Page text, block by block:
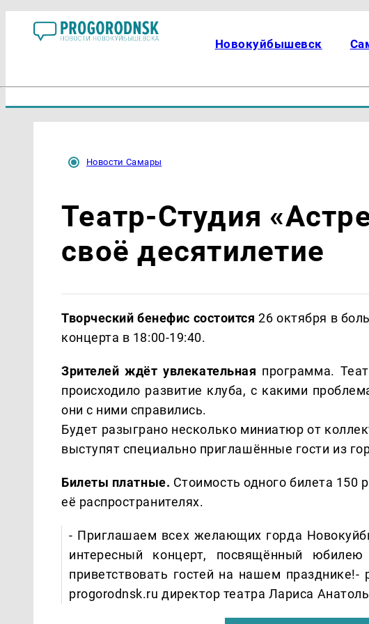
Новокуйбышевск
Новости Самары
Театр-Студия
своё десятилетие
Творческий бенефис состоится26 октября в
концерта в 18:00-19:40.
Зрителей ждёт увлекательная программа.
происходило развитие клуба, с какими
они с ними справились.
Будет разыграно несколько миниатюр от
выступят специально приглашённые гости из
Билеты платные. Стоимость одного билета 150
её распространителях.
- Приглашаем всех желающих горда
интересный концерт, посвящённый
приветствовать гостей на нашем празднике!-
progorodnsk.ru директор театра Лариса